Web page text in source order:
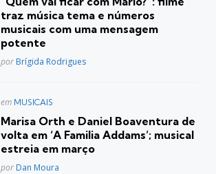
traz música tema e números
musicais com uma mensagem
potente
Posted
por Brígida Rodrigues
Postado
em MUSICAIS
Marisa Orth e Daniel Boaventura de
volta em ‘A Familia Addams’; musical
estreia em março
Posted
por Dan Moura